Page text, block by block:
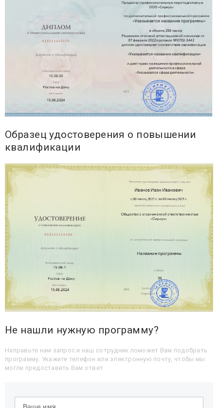
Образец удостоверения о повышении
квалификации
Не нашли нужную программу?
Направьте нам запрос и наш сотрудник поможет Вам подобрать
программу. Укажите телефон или электронную почту, чтобы мы
могли предоставить Вам ответ.